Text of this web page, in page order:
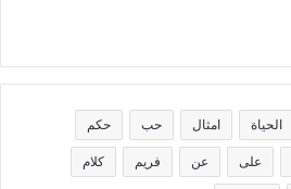
الحياة امثال حب حكم
على عن فريم كلام